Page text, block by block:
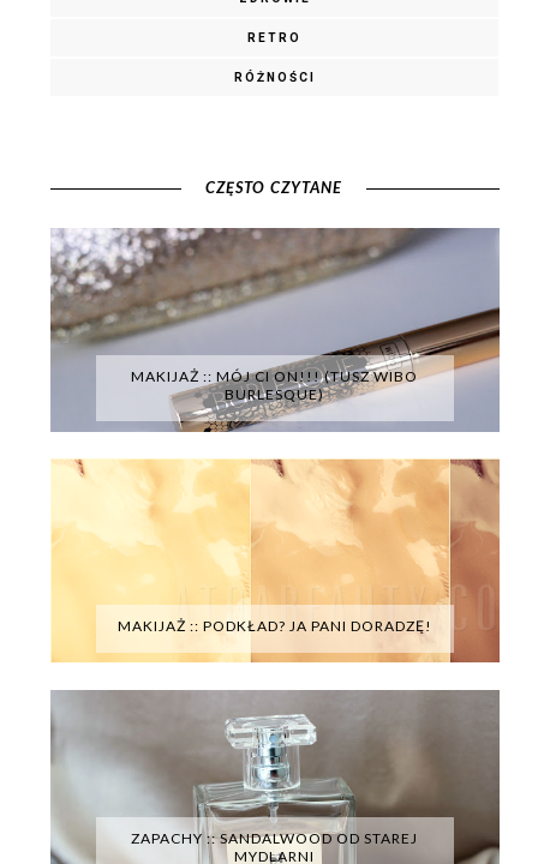
RETRO
RÓŻNOŚCI
CZĘSTO CZYTANE
MAKIJAŻ :: MÓJ CI ON!!! (TUSZ WIBO
BURLESQUE)
MAKIJAŻ :: PODKŁAD? JA PANI DORADZĘ!
ZAPACHY :: SANDALWOOD OD STAREJ
MYDLARNI